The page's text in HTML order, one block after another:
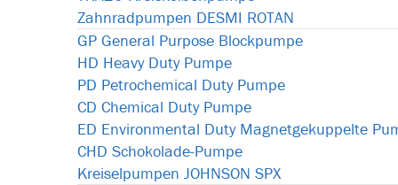
Zahnradpumpen DESMI ROTAN
GP General Purpose Blockpumpe
HD Heavy Duty Pumpe
PD Petrochemical Duty Pumpe
CD Chemical Duty Pumpe
ED Environmental Duty Magnetgekuppelte
CHD Schokolade-Pumpe
Kreiselpumpen JOHNSON SPX